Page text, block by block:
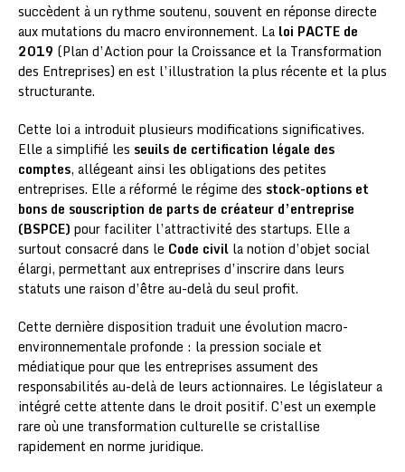
succèdent à un rythme soutenu, souvent en réponse directe
aux mutations du macro environnement. La loi PACTE de
2019 (Plan d’Action pour la Croissance et la Transformation
des Entreprises) en est l’illustration la plus récente et la plus
structurante.
Cette loi a introduit plusieurs modifications significatives.
Elle a simplifié les seuils de certification légale des
comptes, allégeant ainsi les obligations des petites
entreprises. Elle a réformé le régime des stock-options et
bons de souscription de parts de créateur d’entreprise
(BSPCE) pour faciliter l’attractivité des startups. Elle a
surtout consacré dans le Code civil la notion d’objet social
élargi, permettant aux entreprises d’inscrire dans leurs
statuts une raison d’être au-delà du seul profit.
Cette dernière disposition traduit une évolution macro-
environnementale profonde : la pression sociale et
médiatique pour que les entreprises assument des
responsabilités au-delà de leurs actionnaires. Le législateur a
intégré cette attente dans le droit positif. C’est un exemple
rare où une transformation culturelle se cristallise
rapidement en norme juridique.